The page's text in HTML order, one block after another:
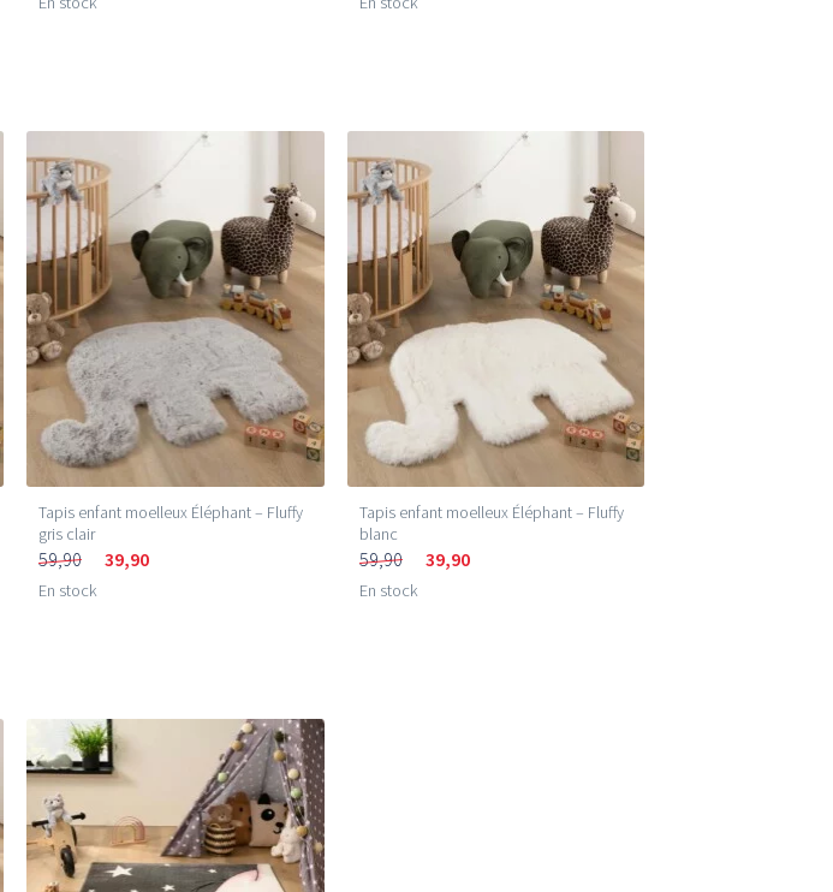
Tapis enfant moelleux Éléphant – Fluffy
gris clair
59,90 39,90
En stock
Tapis enfant moelleux Éléphant – Fluffy
blanc
59,90 39,90
En stock